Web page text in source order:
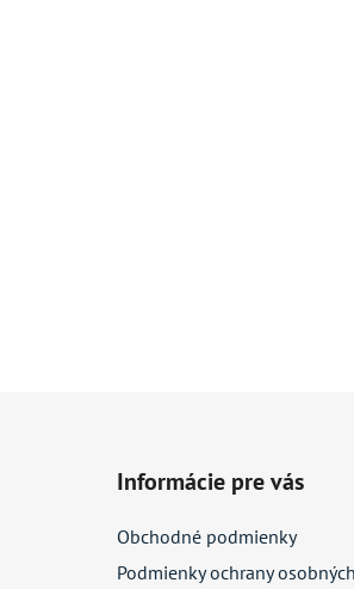
Informácie pre vás
Obchodné podmienky
Podmienky ochrany